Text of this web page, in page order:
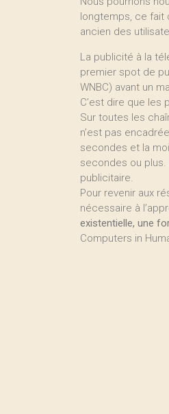
longtemps, ce fait
ancien des
La publicité à la
premier spot de
WNBC) avant un
C’est dire que les
Sur toutes les
n’est pas
secondes et la
secondes ou plus.
publicitaire.
Pour revenir aux
nécessaire à
existentielle, une
Computers in